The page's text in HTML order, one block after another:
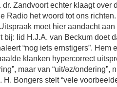
Zandvoort echter klaagt over
Radio het woord tot ons
moet hier aandacht aan
bij: lid H.J.A. van Beckum doet
“nog iets ernstigers”. Hem
klanken hypercorrect
maar van “uit/əz/ondering”,
H. Bongers stelt “vele